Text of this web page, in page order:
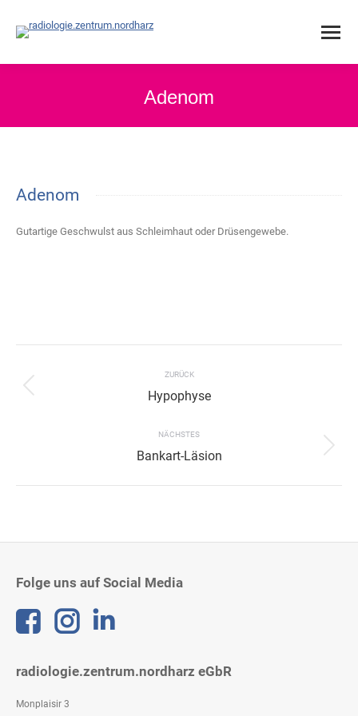
Adenom
Adenom
Gutartige Geschwulst aus Schleimhaut oder Drüsengewebe.
navigation
ZURÜCK
Previous
Hypophyse
NÄCHSTES
Next
Bankart-Läsion
Folge uns auf Social Media
Linkedin
radiologie.zentrum.nordharz eGbR
Monplaisir 3